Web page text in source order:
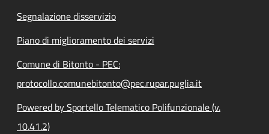
Segnalazione disservizio
Piano di miglioramento dei servizi
Comune di Bitonto - PEC:
protocollo.comunebitonto@pec.rupar.puglia.it
Powered by Sportello Telematico Polifunzionale (v.
10.41.2)